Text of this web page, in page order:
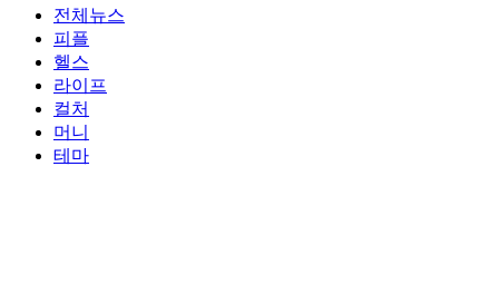
전체뉴스
피플
헬스
라이프
컬처
머니
테마